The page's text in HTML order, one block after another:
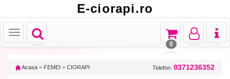
E-ciorapi.ro
Toggle
navigation
Toggle
Toggle
navigation
Toggle
navigation
Toggle
navigation
0
Acasa » FEMEI » CIORAPI Telefon: 0371236352